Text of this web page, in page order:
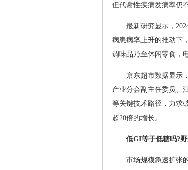
但代谢性疾病发病率仍
最新研究显示，
病患病率上升的推动下
调味品乃至休闲零食，
京东超市数据显示
产业分会副主任委员、
等关键技术路径，力求
超20倍的增长。
低GI等于低糖吗?
市场规模急速扩张